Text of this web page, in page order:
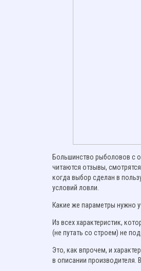
Большинство рыболовов с
читаются отзывы,
когда выбор сделан в
условий ловли.
Какие же параметры нужно
Из всех характеристик,
(не путать со строем) не
Это, как впрочем, и
в описании